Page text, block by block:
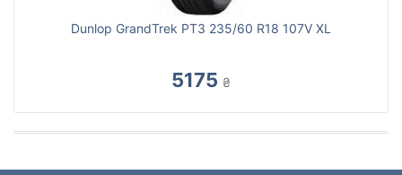
Dunlop GrandTrek PT3 235/60 R18 107V XL
5175 ₴